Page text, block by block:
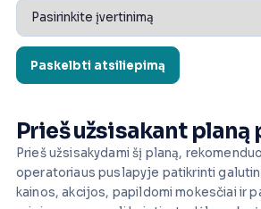
Prieš užsisakant
Prieš užsisakydami šį planą,
operatoriaus puslapyje patikrinti
kainos, akcijos, papildomi mokesčiai ir